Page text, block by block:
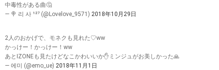
中毒性がある曲🤔
— 🍭 리 사 ¹²⁷ (@Lovelove_9571) 2018年10月29日
2人のおかげで、モネクも見れた♡ww
かっけー！かっけー！ww
あとIZONEも見たけどなこかわいいか✋ミンジュがお美しかった🙏
— 에미 (@emo_ue) 2018年11月1日